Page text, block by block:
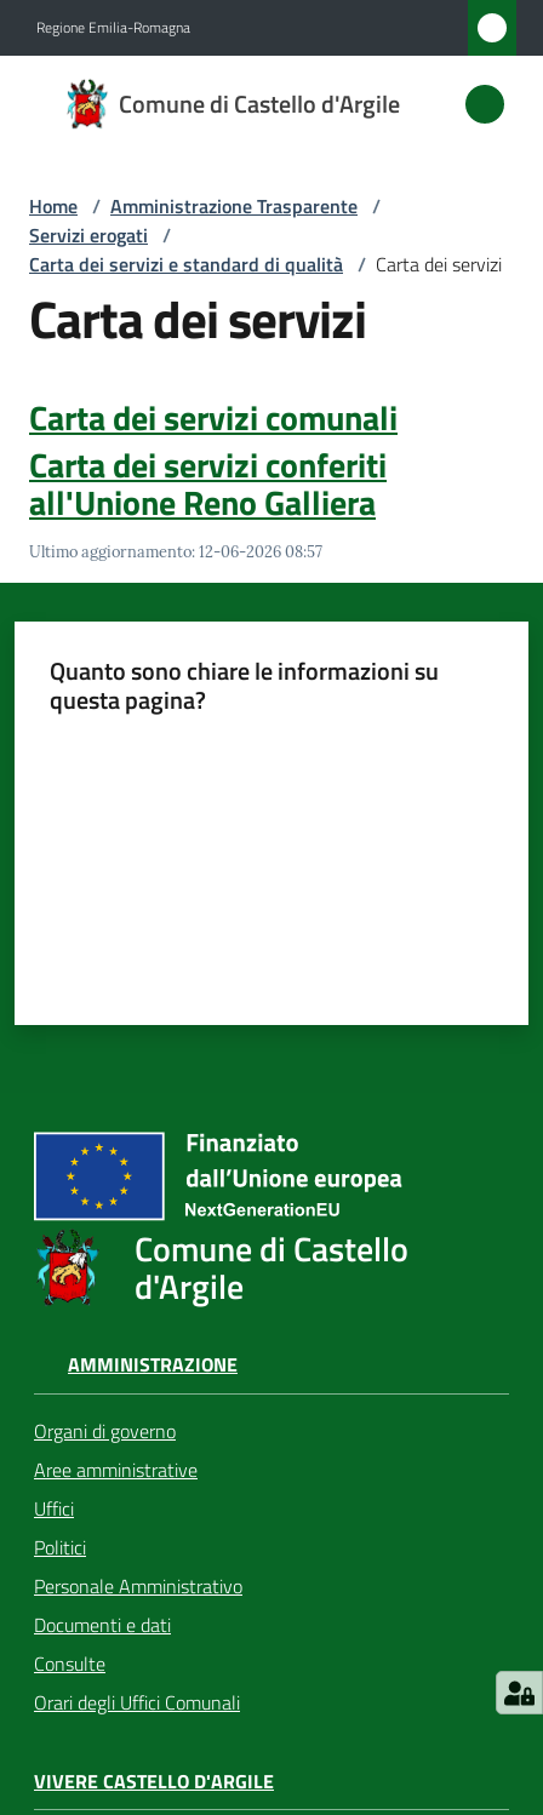
Regione Emilia-Romagna
Comune di Castello d'Argile
Comune
di
d'Argile
Amministrazione
Menu selezionato
Servizi
Menu selezionato
Vivere
Castello
d'Argile
Amministrazione
Home / Amministrazione Trasparente /
Servizi erogati /
Carta dei servizi e standard di qualità / Carta dei servizi
Carta dei servizi
Carta dei servizi comunali
Carta dei servizi conferiti
all'Unione Reno Galliera
Ultimo aggiornamento:12-06-2026 08:57
Quanto sono chiare le informazioni su
questa pagina?
Comune di Castello
d'Argile
AMMINISTRAZIONE
Organi di governo
Aree amministrative
Uffici
Politici
Personale Amministrativo
Documenti e dati
Consulte
Orari degli Uffici Comunali
VIVERE CASTELLO D'ARGILE